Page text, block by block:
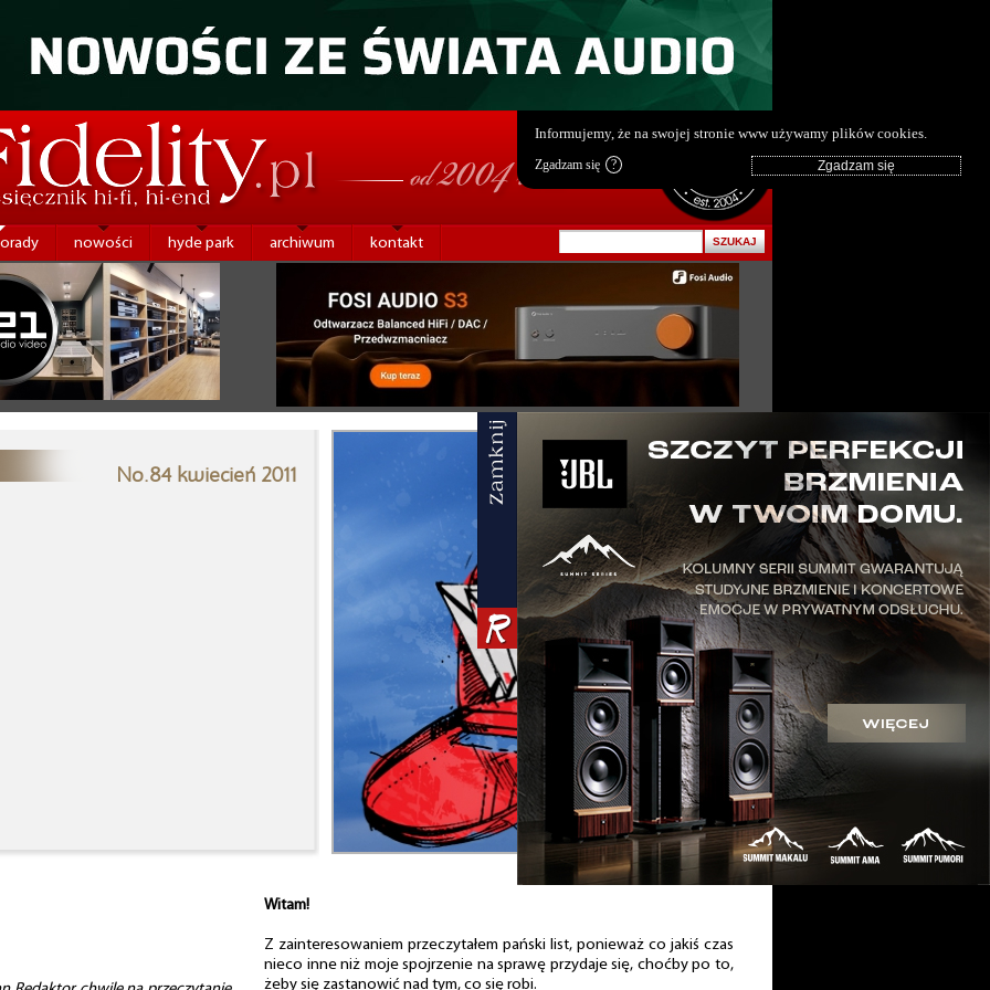
nowości hyde park archiwum kontakt
No.84 kwiecień 2011
Witam!
Z zainteresowaniem przeczytałem pański list, ponieważ co jakiś czas
nieco inne niż moje spojrzenie na sprawę przydaje się, choćby po to,
żeby się zastanowić nad tym, co się robi.
Informujemy, że na swojej stronie www używamy plików cookies.
Zgadzam się ?